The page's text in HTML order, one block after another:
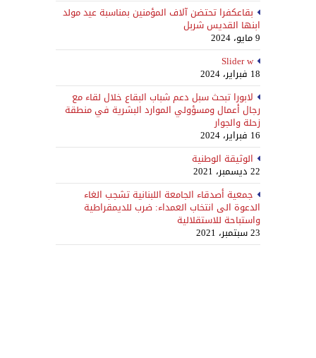
بقاعكفرا تحتضن آلاف المؤمنين بمناسبة عيد مولد
ابنها القديس شربل
9 مايو، 2024
Slider w
18 فبراير، 2024
لابورا تبحث سبل دعم شباب البقاع خلال لقاء مع
رجال أعمال ومسؤولي الموارد البشرية في منطقة
زحلة والجوار
16 فبراير، 2024
الوثيقة الوطنية
22 ديسمبر، 2021
جمعية أصدقاء الجامعة اللبنانية تشجب الغاء
الدعوة الى انتخاب العمداء: ضرب للديمقراطية
واستباحة للاستقلالية
23 سبتمبر، 2021